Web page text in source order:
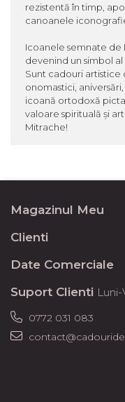
rezistentă în timp,
canoanele
Icoanele semnate de
devenind un simbol
Sunt cadouri
onomastici,
icoană ortodoxă
valoare spirituală și
Mitrache!
Magazinul Meu
Clienti
Date Comerciale
Suport Clienti Luni-
0772 031 083